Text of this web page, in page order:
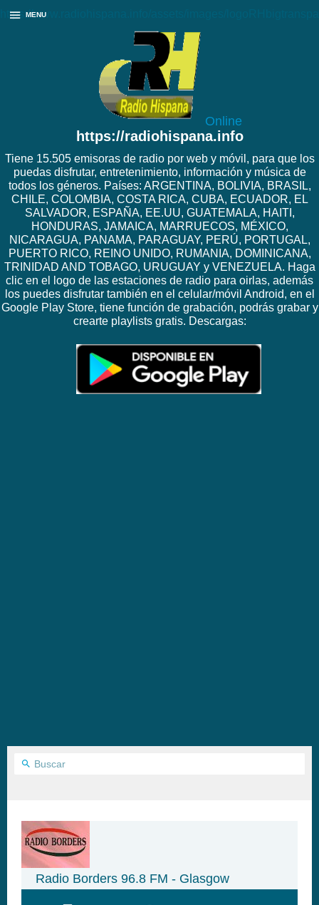
https://www.radiohispana.info/assets/images/
Online
https://radiohispana.info
Tiene 15.505 emisoras de radio por web y móvil, para que los
puedas disfrutar, entretenimiento, información y música de
todos los géneros. Países: ARGENTINA, BOLIVIA, BRASIL,
CHILE, COLOMBIA, COSTA RICA, CUBA, ECUADOR, EL
SALVADOR, ESPAÑA, EE.UU, GUATEMALA, HAITI,
HONDURAS, JAMAICA, MARRUECOS, MÉXICO,
NICARAGUA, PANAMA, PARAGUAY, PERÚ, PORTUGAL,
PUERTO RICO, REINO UNIDO, RUMANIA, DOMINICANA,
TRINIDAD AND TOBAGO, URUGUAY y VENEZUELA. Haga
clic en el logo de las estaciones de radio para oirlas, además
los puedes disfrutar también en el celular/móvil Android, en el
Google Play Store, tiene función de grabación, podrás grabar y
crearte playlists gratis. Descargas:
MENU
Radio Borders 96.8 FM - Glasgow